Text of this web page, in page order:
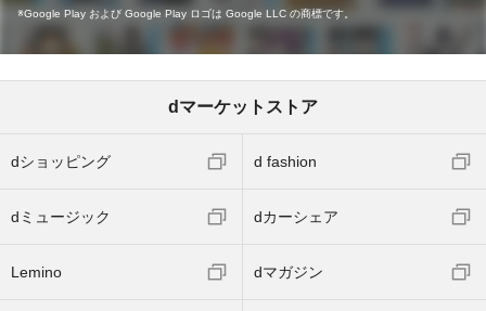
Google Play および Google Play ロゴは Google LLC の商標です。
dマーケットストア
dショッピング d fashion
dミュージック dカーシェア
Lemino dマガジン